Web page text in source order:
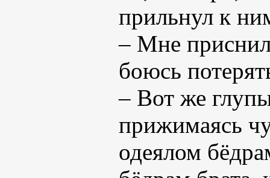
прильнул к
– Мне
боюсь
– Вот же
прижимаясь
одеялом